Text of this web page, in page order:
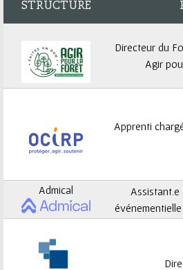
t
i
STRUCTURE
Directeur du
Agir
Apprenti
Admical
Assistant.e